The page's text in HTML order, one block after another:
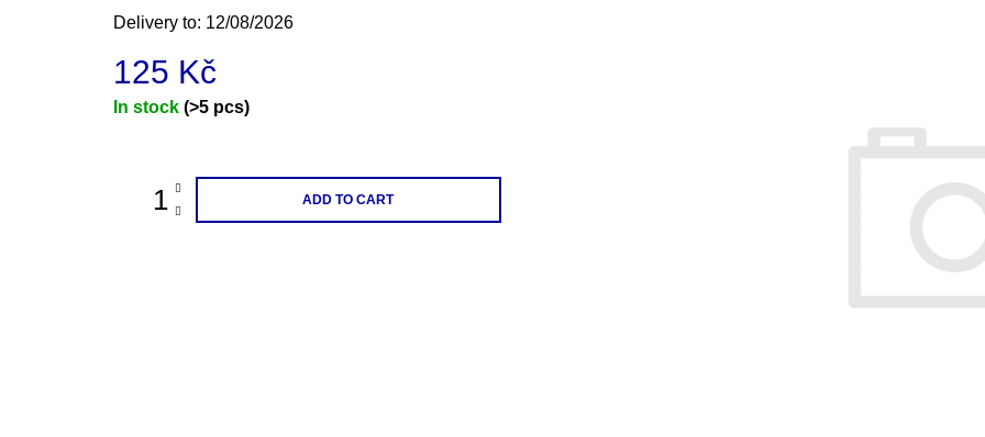
Delivery to: 12/08/2026
125 Kč
Measure
In stock (>5 pcs)
ADD TO CART
200 Kč
VÝVAR
NEJEN
350 Kč